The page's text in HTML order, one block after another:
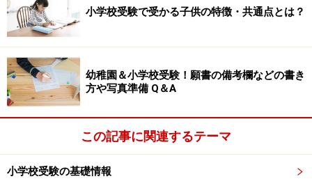
小学校受験で受かる子供の特徴・共通点とは？
幼稚園＆小学校受験！願書の備考欄などの書き
方や写真準備 Q＆A
この記事に関連するテーマ
小学校受験の基礎情報